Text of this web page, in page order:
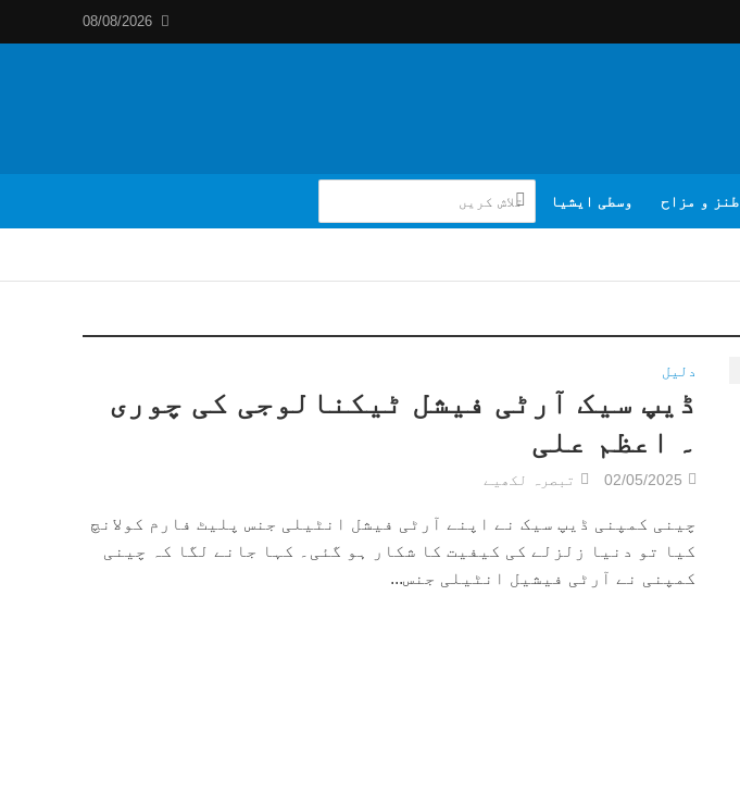
08/08/2026
طنز و مزاح وسطی ایشیا
دلیل
ڈیپ سیک آرٹی فیشل ٹیکنالوجی کی چوری
۔ اعظم علی
02/05/2025 تبصرہ لکھیے
چینی کمپنی ڈیپ سیک نے اپنے آرٹی فیشل انٹیلی جنس پلیٹ فارم کولانچ
کیا تو دنیا زلزلے کی کیفیت کا شکار ہو گئی۔ کہا جانے لگا کہ چینی
کمپنی نے آرٹی فیشیل انٹیلی جنس...